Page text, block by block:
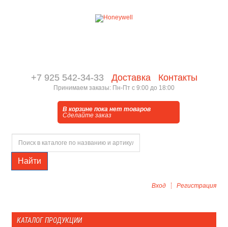
+7 925 542-34-33 Доставка Контакты
Принимаем заказы: Пн-Пт с 9:00 до 18:00
В корзине пока нет товаров
Сделайте заказ
Найти
Вход Регистрация
КАТАЛОГ ПРОДУКЦИИ